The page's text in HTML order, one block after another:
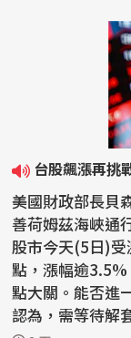
台股飆漲再挑
美國財政部長貝
善荷姆茲海峽通
股市今天(5日)
點，漲幅逾
點大關。能否進
認為，需等待解套賣壓消化。